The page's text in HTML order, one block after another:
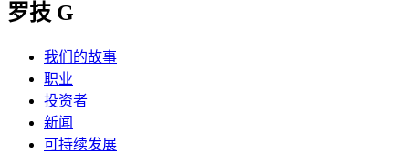
罗技 G
我们的故事
职业
投资者
新闻
可持续发展